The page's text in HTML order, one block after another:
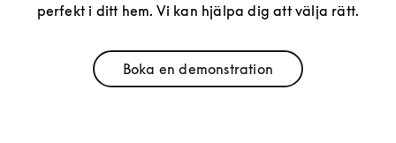
perfekt i ditt hem. Vi kan hjälpa dig att välja rätt.
Boka en demonstration
Link Opens in New Tab